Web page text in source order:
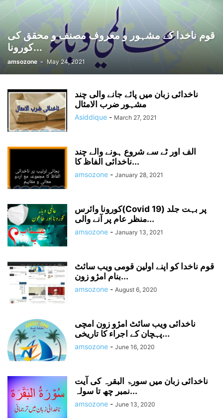
قوم ناخدا کے مشہور و معروف مصنف و محقق کی
کورونا...
amsozone - May 24, 2021
ناخدائی زبان میں پائے جانے والی چند
مشہور ضرب الامثال
Asiddique - March 27, 2021
الف اور ٹے سے شروع ہونے والے چند
ناخدائی الفاظ کا...
amsozone - January 28, 2021
کورونا وائرس(Covid 19) پر بہت جلد
منظر عام پر آنے والی...
amsozone - January 13, 2021
قوم ناخدا کو اپنے اولین قومی ویب سائٹ
بنام امژو زون...
amsozone - August 6, 2020
ناخدائی ویب سائٹ امژو زون امچی
پہچان کے اجراء کا تاریخی...
amsozone - June 16, 2020
ناخدائی زبان میں سورۃ البقرہ کی آیت
نمبر چھ تا سولہ...
amsozone - June 13, 2020